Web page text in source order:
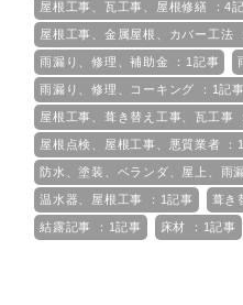
屋根工事、瓦工事、屋根修繕 ：4
屋根工事、金属屋根、カバー工法
雨漏り、修理、補助金 ：1記事
雨漏り、修理、コーキング ：1記事
屋根工事、葺き替え工事、瓦工事
屋根点検、屋根工事、悪質業者 ：
防水、塗装、ベランダ、屋上、雨
温水器、屋根工事 ：1記事 葺き
結露記事 ：1記事 床材 ：1記事